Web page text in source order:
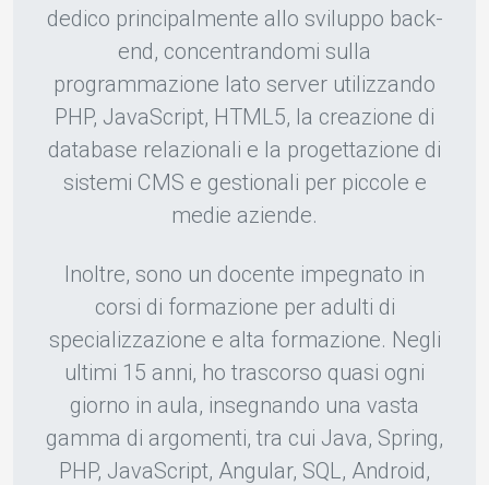
dedico principalmente allo sviluppo back-
end, concentrandomi sulla
programmazione lato server utilizzando
PHP, JavaScript, HTML5, la creazione di
database relazionali e la progettazione di
sistemi CMS e gestionali per piccole e
medie aziende.
Inoltre, sono un docente impegnato in
corsi di formazione per adulti di
specializzazione e alta formazione. Negli
ultimi 15 anni, ho trascorso quasi ogni
giorno in aula, insegnando una vasta
gamma di argomenti, tra cui Java, Spring,
PHP, JavaScript, Angular, SQL, Android,